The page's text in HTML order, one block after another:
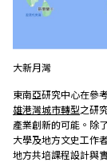
大新月灣
東南亞研究中心在參
雄港灣城市轉型之研
產業創新的可能。除
大學及地方文史工作
地方共培課程設計與